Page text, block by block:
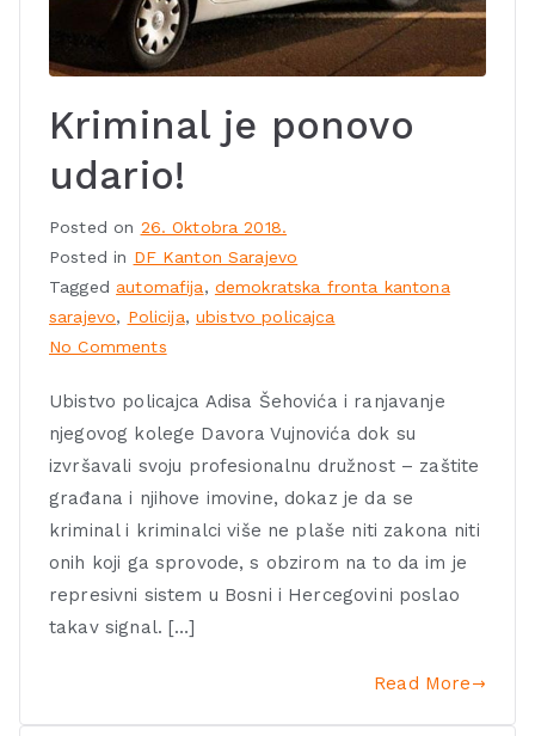
Kriminal je ponovo
udario!
Posted on 26. Oktobra 2018.
Posted in DF Kanton Sarajevo
Tagged automafija, demokratska fronta kantona
sarajevo, Policija,ubistvo policajca
No Comments
Ubistvo policajca Adisa Šehovića i ranjavanje
njegovog kolege Davora Vujnovića dok su
izvršavali svoju profesionalnu družnost – zaštite
građana i njihove imovine, dokaz je da se
kriminal i kriminalci više ne plaše niti zakona niti
onih koji ga sprovode, s obzirom na to da im je
represivni sistem u Bosni i Hercegovini poslao
takav signal. […]
Read More